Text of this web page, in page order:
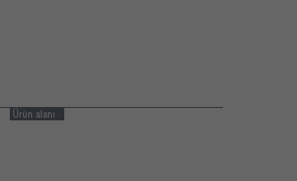
Ürün alanı